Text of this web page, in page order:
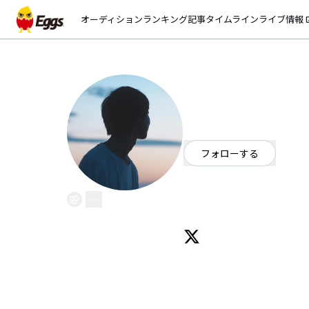
オーディションランキング記事タイムラインライブ情報
フォローする